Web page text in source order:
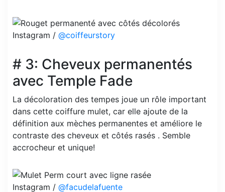
Instagram / @coiffeurstory
# 3: Cheveux permanentés
avec Temple Fade
La décoloration des tempes joue un rôle important
dans cette coiffure mulet, car elle ajoute de la
définition aux mèches permanentes et améliore le
contraste des cheveux et côtés rasés . Semble
accrocheur et unique!
Instagram / @facudelafuente